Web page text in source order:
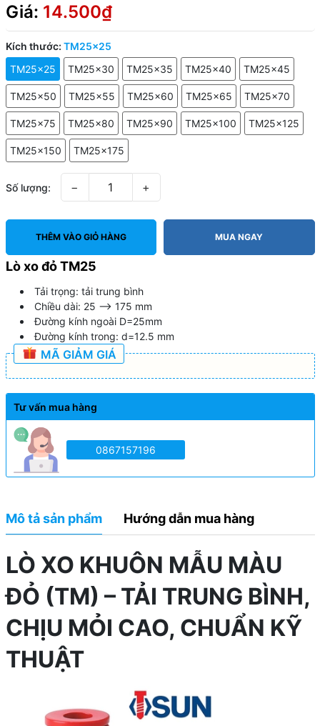
Giá: 14.500₫
Kích thước: TM25x25
TM25x25
TM25x30 TM25x35 TM25x40 TM25x45
TM25x50 TM25x55 TM25x60 TM25x65 TM25x70
TM25x75 TM25x80 TM25x90 TM25x100 TM25x125
TM25x150 TM25x175
Số lượng: − +
THÊM VÀO GIỎ HÀNG MUA NGAY
Lò xo đỏ TM25
Tải trọng: tải trung bình
Chiều dài: 25 --> 175 mm
Đường kính ngoài D=25mm
Đường kính trong: d=12.5 mm
MÃ GIẢM GIÁ
Tư vấn mua hàng
0867157196
Mô tả sản phẩm Hướng dẫn mua hàng
LÒ XO KHUÔN MẪU MÀU
ĐỎ (TM) – TẢI TRUNG BÌNH,
CHỊU MỎI CAO, CHUẨN KỸ
THUẬT